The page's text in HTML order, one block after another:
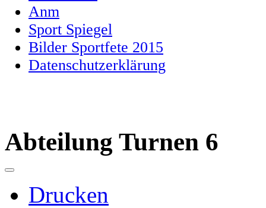
Anm
Sport Spiegel
Bilder Sportfete 2015
Datenschutzerklärung
Abteilung Turnen 6
Drucken